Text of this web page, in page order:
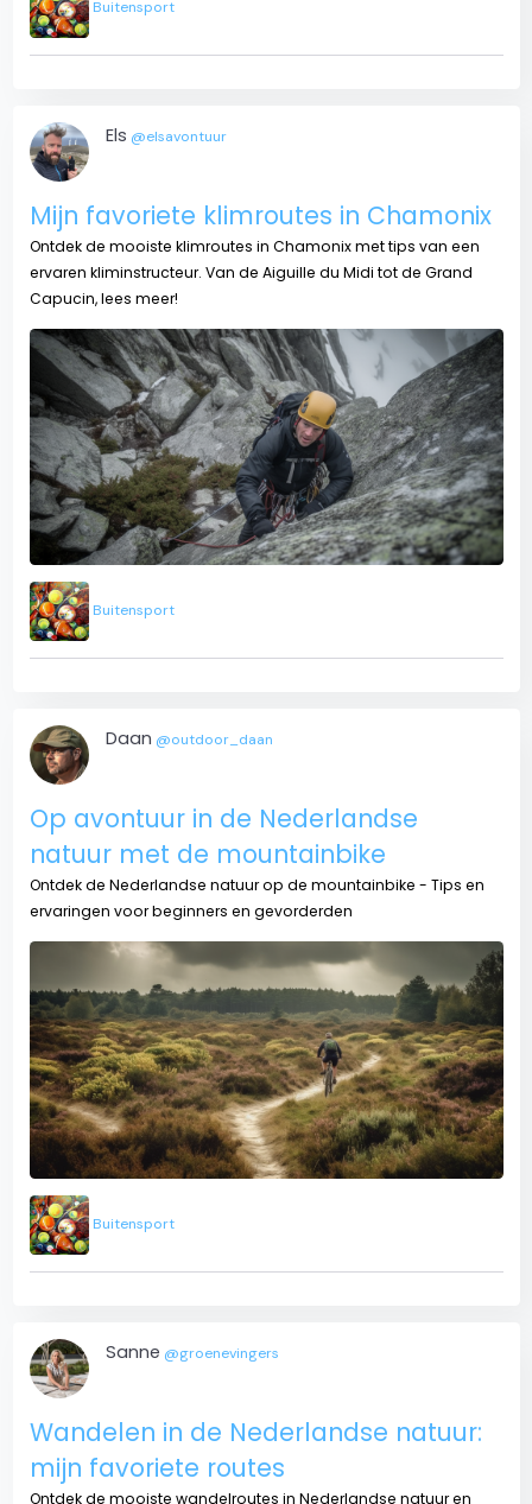
Buitensport
Els @elsavontuur
Mijn favoriete klimroutes in Chamonix
Ontdek de mooiste klimroutes in Chamonix met tips van een
ervaren kliminstructeur. Van de Aiguille du Midi tot de Grand
Capucin, lees meer!
Buitensport
Daan @outdoor_daan
Op avontuur in de Nederlandse
natuur met de mountainbike
Ontdek de Nederlandse natuur op de mountainbike - Tips en
ervaringen voor beginners en gevorderden
Buitensport
Sanne @groenevingers
Wandelen in de Nederlandse natuur:
mijn favoriete routes
Ontdek de mooiste wandelroutes in Nederlandse natuur en